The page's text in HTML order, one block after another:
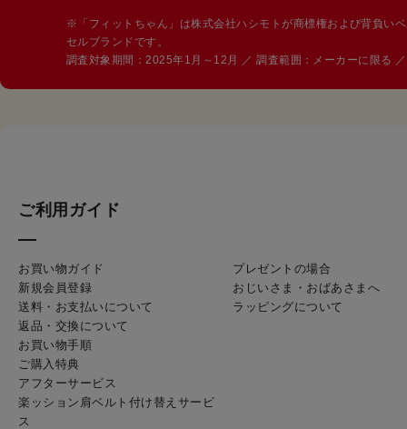
※「フィットちゃん」は株式会社ハシモトが商標権および背負い
セルブランドです。
調査対象期間：2025年1月～12月 ／ 調査範囲：メーカーに限る
ご利用ガイド
お買い物ガイド
新規会員登録
送料・お支払いについて
返品・交換について
お買い物手順
ご購入特典
アフターサービス
楽ッション肩ベルト付け替えサービ
ス
プレゼントの場合
おじいさま・おばあさまへ
ラッピングについて